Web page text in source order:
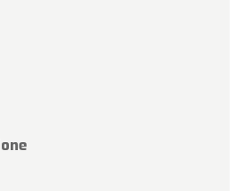
comprensione. Saremo lieti di
presso Oldtimerfarm!